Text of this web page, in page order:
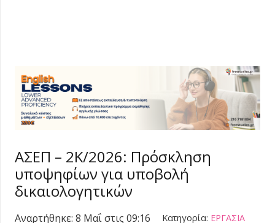
ΑΣΕΠ – 2Κ/2026: Πρόσκληση
υποψηφίων για υποβολή
δικαιολογητικών
Αναρτήθηκε: 8 Μαΐ στις 09:16 Κατηγορία: ΕΡΓΑΣΙΑ